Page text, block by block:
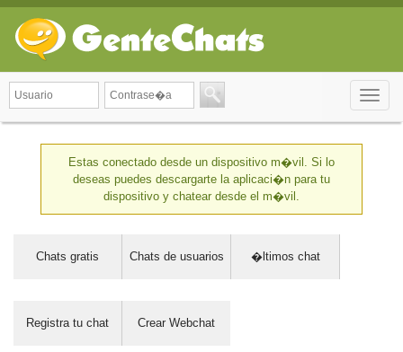
Toggle
Estas conectado desde un dispositivo m�vil. Si lo
deseas puedes descargarte la aplicaci�n para tu
dispositivo y chatear desde el m�vil.
Chats gratis Chats de usuarios �ltimos chat
Registra tu chat Crear Webchat